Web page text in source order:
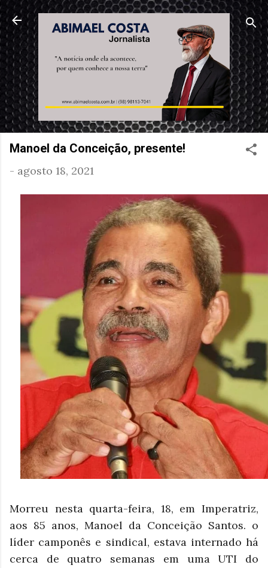
Pular para o conteúdo principal
Manoel da Conceição, presente!
- agosto 18, 2021
Morreu nesta quarta-feira, 18, em Imperatriz,
aos 85 anos, Manoel da Conceição Santos. o
líder camponês e sindical, estava internado há
cerca de quatro semanas em uma UTI do